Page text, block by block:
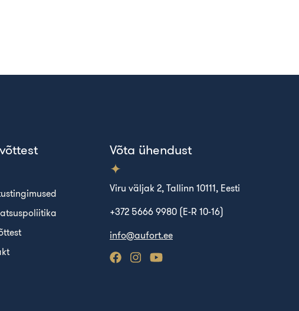
Võta ühendust
Viru väljak 2, Tallinn 10111, Eesti
+372 5666 9980 (E-R 10-16)
info@aufort.ee